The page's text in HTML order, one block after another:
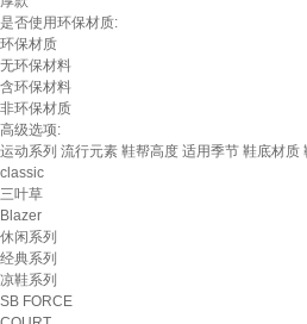
是否使用环保材质:
环保材质
无环保材料
含环保材料
非环保材质
高级选项:
运动系列 流行元素 鞋帮高度 适用季节 鞋底材质
classic
三叶草
Blazer
休闲系列
经典系列
凉鞋系列
SB FORCE